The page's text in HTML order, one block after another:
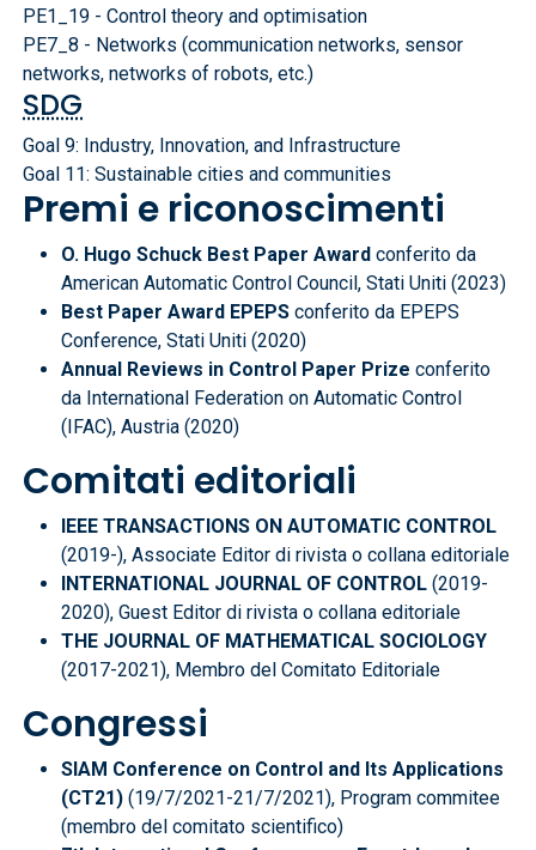
PE1_19 - Control theory and optimisation
PE7_8 - Networks (communication networks, sensor
networks, networks of robots, etc.)
SDG
Goal 9: Industry, Innovation, and Infrastructure
Goal 11: Sustainable cities and communities
Premi e riconoscimenti
O. Hugo Schuck Best Paper Award conferito da
American Automatic Control Council, Stati Uniti (2023)
Best Paper Award EPEPS conferito da EPEPS
Conference, Stati Uniti (2020)
Annual Reviews in Control Paper Prize conferito
da International Federation on Automatic Control
(IFAC), Austria (2020)
Comitati editoriali
IEEE TRANSACTIONS ON AUTOMATIC CONTROL
(2019-), Associate Editor di rivista o collana editoriale
INTERNATIONAL JOURNAL OF CONTROL (2019-
2020), Guest Editor di rivista o collana editoriale
THE JOURNAL OF MATHEMATICAL SOCIOLOGY
(2017-2021), Membro del Comitato Editoriale
Congressi
SIAM Conference on Control and Its Applications
(CT21) (19/7/2021-21/7/2021), Program commitee
(membro del comitato scientifico)